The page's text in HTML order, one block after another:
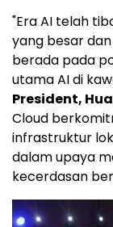
"Era AI telah
yang besar
berada pada
utamaAI di
President,
Cloud
infrastruktur
dalam upaya
kecerdasan